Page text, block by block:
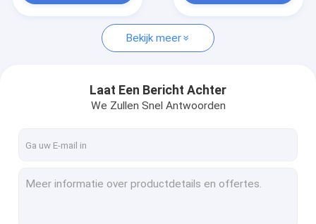
Kosmetische Make-upzakken
Toiletry Make-upzak
In te ademen Hoofdomslagen
De Gevallen van het ritssluitingspotlood
Bekijk meer
Laat Een Bericht Achter
We Zullen Snel Antwoorden